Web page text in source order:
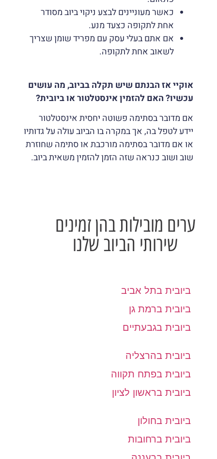
כאשר מעוניינים לבצע ניקוי ביוב מסודר
אחת לתקופה כצעד מנע.
אם אתם בעלי עסק עם מפריד שומן שצריך
לשאוב אחת לתקופה.
אוקיי אז הבנתם שיש תקלה בביוב, מה עושים
עכשיו? האם להזמין אינסטלטור או ביובית?
אם מדובר בסתימה פשוטה יחסית אינסטלטור
יידע לטפל בה, אך במקרה בו הביוב עולה על גדותיו
או אם מדובר בסתימה מורכבת או סתימה שחוזרת
שוב ושוב כנראה שזה הזמן להזמין משאית ביוב.
ערים מובילות בהן זמינים
שירותי הביוב שלנו
ביובית בתל אביב
ביובית ברמת גן
ביובית בגבעתיים
ביובית בהרצליה
ביובית בפתח תקווה
ביובית בראשון לציון
ביובית בחולון
ביובית ברחובות